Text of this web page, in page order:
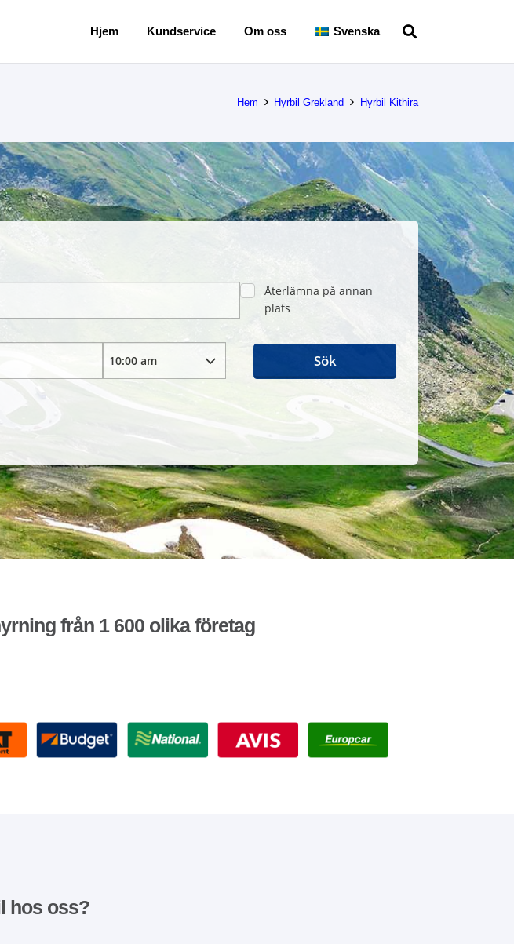
Hjem Kundservice Om oss Svenska
Hem Hyrbil Grekland Hyrbil Kithira
Återlämna på annan
plats
Sök
från 1 600 olika företag
hos oss?